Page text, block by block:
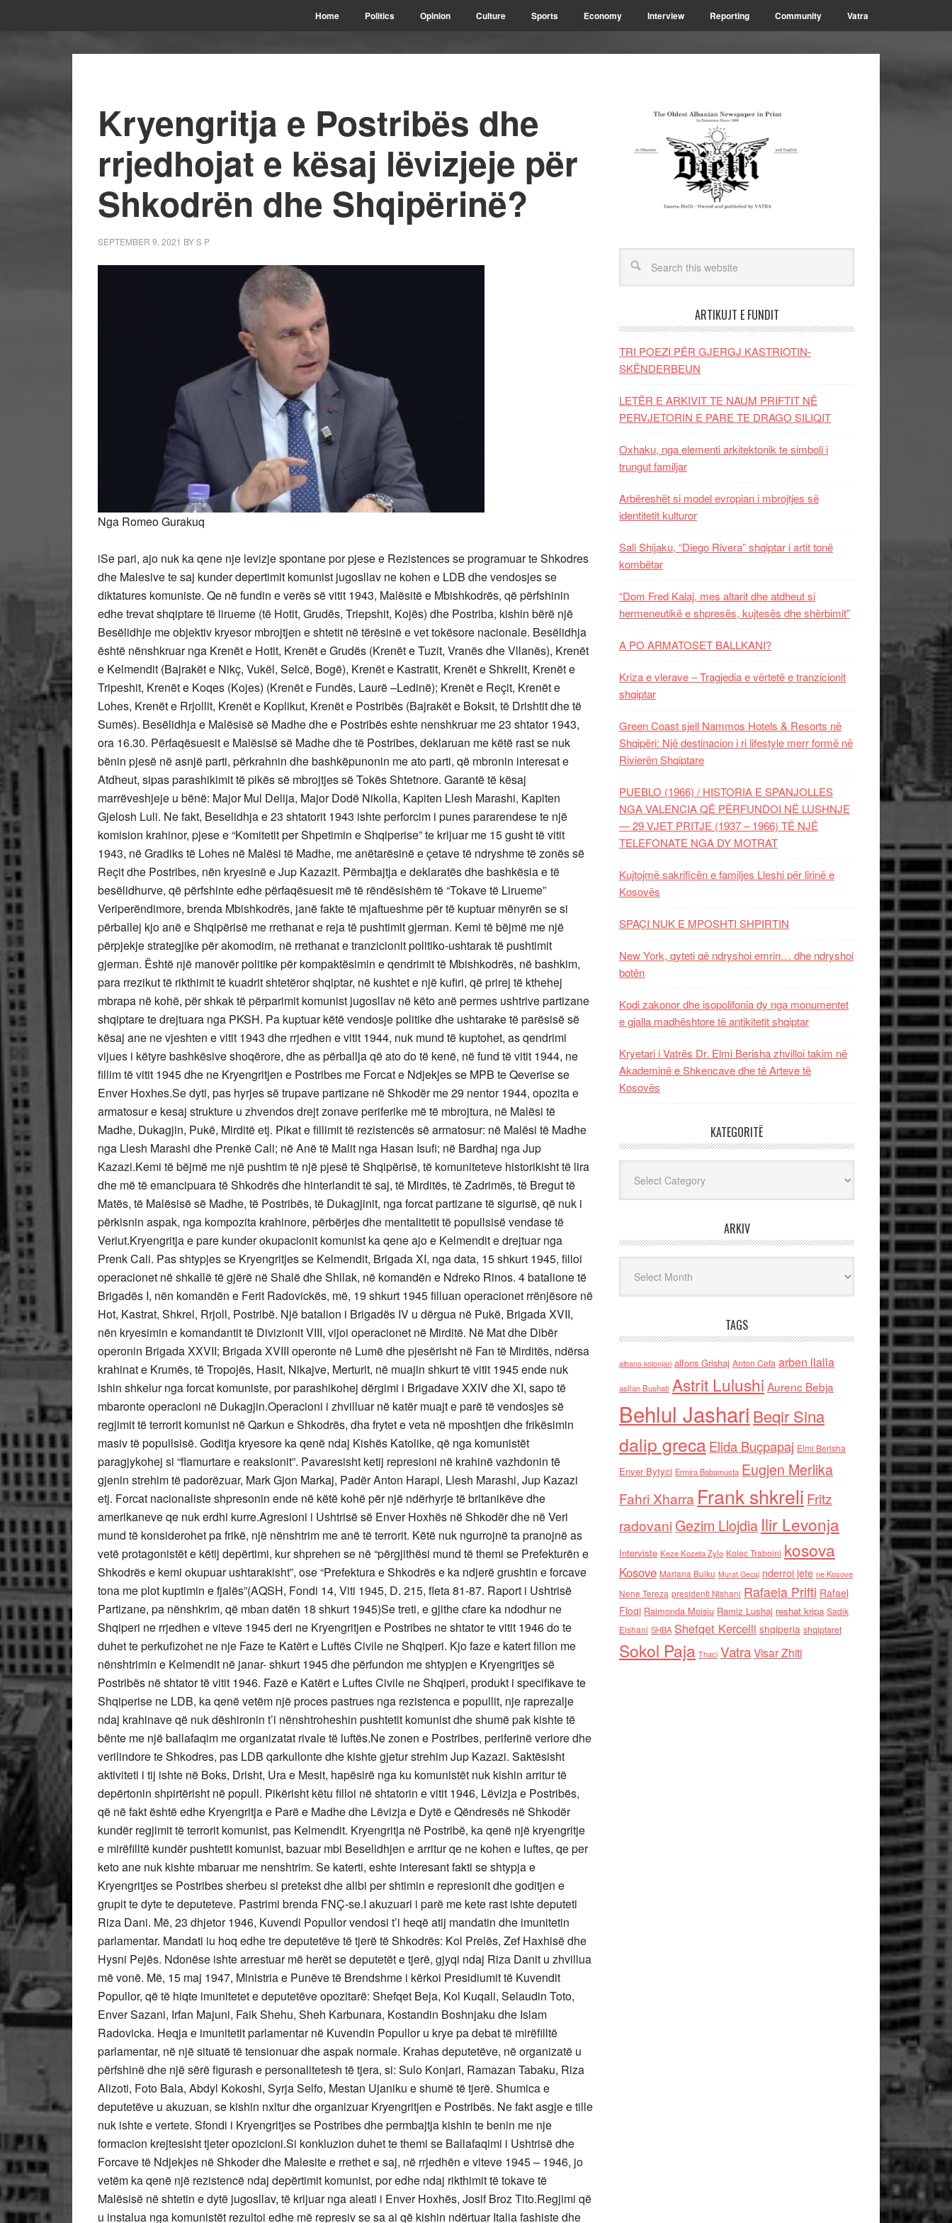
Home Politics Opinion Culture Sports Economy Interview Reporting Community Vatra
Kryengritja e Postribës dhe
rrjedhojat e kësaj lëvizjeje për
Shkodrën dhe Shqipërinë?
SEPTEMBER 9, 2021 BYS P
Nga Romeo Gurakuq
iSe pari, ajo nuk ka qene nje levizje spontane por pjese e Rezistences se programuar te Shkodres
dhe Malesive te saj kunder depertimit komunist jugosllav ne kohen e LDB dhe vendosjes se
diktatures komuniste. Qe në fundin e verës së vitit 1943, Malësitë e Mbishkodrës, që përfshinin
edhe trevat shqiptare të lirueme (të Hotit, Grudës, Triepshit, Kojës) dhe Postriba, kishin bërë një
Besëlidhje me objektiv kryesor mbrojtjen e shtetit në tërësinë e vet tokësore nacionale. Besëlidhja
është nënshkruar nga Krenët e Hotit, Krenët e Grudës (Krenët e Tuzit, Vranës dhe Vllanës), Krenët
e Kelmendit (Bajrakët e Nikç, Vukël, Selcë, Bogë), Krenët e Kastratit, Krenët e Shkrelit, Krenët e
Tripeshit, Krenët e Koqes (Kojes) (Krenët e Fundës, Laurë –Ledinë); Krenët e Reçit, Krenët e
Lohes, Krenët e Rrjollit, Krenët e Koplikut, Krenët e Postribës (Bajrakët e Boksit, të Drishtit dhe të
Sumës). Besëlidhja e Malësisë së Madhe dhe e Postribës eshte nenshkruar me 23 shtator 1943,
ora 16.30. Përfaqësuesit e Malësisë së Madhe dhe të Postribes, deklaruan me këtë rast se nuk
bënin pjesë në asnjë parti, përkrahnin dhe bashkëpunonin me ato parti, që mbronin interesat e
Atdheut, sipas parashikimit të pikës së mbrojtjes së Tokës Shtetnore. Garantë të kësaj
marrëveshjeje u bënë: Major Mul Delija, Major Dodë Nikolla, Kapiten Llesh Marashi, Kapiten
Gjelosh Luli. Ne fakt, Beselidhja e 23 shtatorit 1943 ishte perforcim i punes pararendese te një
komision krahinor, pjese e “Komitetit per Shpetimin e Shqiperise” te krijuar me 15 gusht të vitit
1943, në Gradiks të Lohes në Malësi të Madhe, me anëtarësinë e çetave të ndryshme të zonës së
Reçit dhe Postribes, nën kryesinë e Jup Kazazit. Përmbajtja e deklaratës dhe bashkësia e të
besëlidhurve, që përfshinte edhe përfaqësuesit më të rëndësishëm të “Tokave të Lirueme”
Veriperëndimore, brenda Mbishkodrës, janë fakte të mjaftueshme për të kuptuar mënyrën se si
përballej kjo anë e Shqipërisë me rrethanat e reja të pushtimit gjerman. Kemi të bëjmë me një
përpjekje strategjike për akomodim, në rrethanat e tranzicionit politiko-ushtarak të pushtimit
gjerman. Është një manovër politike për kompaktësimin e qendrimit të Mbishkodrës, në bashkim,
para rrezikut të rikthimit të kuadrit shtetëror shqiptar, në kushtet e një kufiri, që prirej të kthehej
mbrapa në kohë, për shkak të përparimit komunist jugosllav në këto anë permes ushtrive partizane
shqiptare te drejtuara nga PKSH. Pa kuptuar këtë vendosje politike dhe ushtarake të parësisë së
kësaj ane ne vjeshten e vitit 1943 dhe rrjedhen e vitit 1944, nuk mund të kuptohet, as qendrimi
vijues i këtyre bashkësive shoqërore, dhe as përballja që ato do të kenë, në fund të vitit 1944, ne
fillim të vitit 1945 dhe ne Kryengritjen e Postribes me Forcat e Ndjekjes se MPB te Qeverise se
Enver Hoxhes.Se dyti, pas hyrjes së trupave partizane në Shkodër me 29 nentor 1944, opozita e
armatosur e kesaj strukture u zhvendos drejt zonave periferike më të mbrojtura, në Malësi të
Madhe, Dukagjin, Pukë, Mirditë etj. Pikat e fillimit të rezistencës së armatosur: në Malësi të Madhe
nga Llesh Marashi dhe Prenkë Cali; në Anë të Malit nga Hasan Isufi; në Bardhaj nga Jup
Kazazi.Kemi të bëjmë me një pushtim të një pjesë të Shqipërisë, të komuniteteve historikisht të lira
dhe më të emancipuara të Shkodrës dhe hinterlandit të saj, të Mirditës, të Zadrimës, të Bregut të
Matës, të Malësisë së Madhe, të Postribës, të Dukagjinit, nga forcat partizane të sigurisë, që nuk i
përkisnin aspak, nga kompozita krahinore, përbërjes dhe mentalitetit të popullsisë vendase të
Veriut.Kryengritja e pare kunder okupacionit komunist ka qene ajo e Kelmendit e drejtuar nga
Prenk Cali. Pas shtypjes se Kryengritjes se Kelmendit, Brigada XI, nga data, 15 shkurt 1945, filloi
operacionet në shkallë të gjërë në Shalë dhe Shllak, në komandën e Ndreko Rinos. 4 batalione të
Brigadës I, nën komandën e Ferit Radovickës, më, 19 shkurt 1945 filluan operacionet rrënjësore në
Hot, Kastrat, Shkrel, Rrjoll, Postribë. Një batalion i Brigadës IV u dërgua në Pukë, Brigada XVII,
nën kryesimin e komandantit të Divizionit VIII, vijoi operacionet në Mirditë. Në Mat dhe Dibër
operonin Brigada XXVII; Brigada XVIII operonte në Lumë dhe pjesërisht në Fan të Mirditës, ndërsa
krahinat e Krumës, të Tropojës, Hasit, Nikajve, Merturit, në muajin shkurt të vitit 1945 ende nuk
ishin shkelur nga forcat komuniste, por parashikohej dërgimi i Brigadave XXIV dhe XI, sapo të
mbaronte operacioni në Dukagjin.Operacioni i zhvilluar në katër muajt e parë të vendosjes së
regjimit të terrorit komunist në Qarkun e Shkodrës, dha frytet e veta në mposhtjen dhe frikësimin
masiv të popullsisë. Goditja kryesore ka qenë ndaj Kishës Katolike, që nga komunistët
paragjykohej si “flamurtare e reaksionit”. Pavaresisht ketij represioni në krahinë vazhdonin të
gjenin strehim të padorëzuar, Mark Gjon Markaj, Padër Anton Harapi, Llesh Marashi, Jup Kazazi
etj. Forcat nacionaliste shpresonin ende në këtë kohë për një ndërhyrje të britanikëve dhe
amerikaneve qe nuk erdhi kurre.Agresioni i Ushtrisë së Enver Hoxhës në Shkodër dhe në Veri
mund të konsiderohet pa frikë, një nënshtrim me anë të terrorit. Këtë nuk ngurrojnë ta pranojnë as
vetë protagonistët e këtij depërtimi, kur shprehen se në “përgjithësi mund të themi se Prefekturën e
Shkodrës e kemi okupuar ushtarakisht”, ose “Prefektura e Shkodrës e ka ndjerë grushtin e forcave
tona me plot kuptimin e fjalës”(AQSH, Fondi 14, Viti 1945, D. 215, fleta 81-87. Raport i Ushtrisë
Partizane, pa nënshkrim, që mban datën 18 shkurt 1945)Se treti, e gjithe cfare ka ndodhur ne
Shqiperi ne rrjedhen e viteve 1945 deri ne Kryengritjen e Postribes ne shtator te vitit 1946 do te
duhet te perkufizohet ne nje Faze te Katërt e Luftës Civile ne Shqiperi. Kjo faze e katert fillon me
nënshtrimin e Kelmendit në janar- shkurt 1945 dhe përfundon me shtypjen e Kryengritjes së
Postribës në shtator të vitit 1946. Fazë e Katërt e Luftes Civile ne Shqiperi, produkt i specifikave te
Shqiperise ne LDB, ka qenë vetëm një proces pastrues nga rezistenca e popullit, nje raprezalje
ndaj krahinave që nuk dëshironin t’i nënshtroheshin pushtetit komunist dhe shumë pak kishte të
bënte me një ballafaqim me organizatat rivale të luftës.Ne zonen e Postribes, periferinë veriore dhe
verilindore te Shkodres, pas LDB qarkullonte dhe kishte gjetur strehim Jup Kazazi. Saktësisht
aktiviteti i tij ishte në Boks, Drisht, Ura e Mesit, hapësirë nga ku komunistët nuk kishin arritur të
depërtonin shpirtërisht në popull. Pikërisht këtu filloi në shtatorin e vitit 1946, Lëvizja e Postribës,
që në fakt është edhe Kryengritja e Parë e Madhe dhe Lëvizja e Dytë e Qëndresës në Shkodër
kundër regjimit të terrorit komunist, pas Kelmendit. Kryengritja në Postribë, ka qenë një kryengritje
e mirëfilltë kundër pushtetit komunist, bazuar mbi Beselidhjen e arritur qe ne kohen e luftes, qe per
keto ane nuk kishte mbaruar me nenshtrim. Se katerti, eshte interesant fakti se shtypja e
Kryengritjes se Postribes sherbeu si pretekst dhe alibi per shtimin e represionit dhe goditjen e
grupit te dyte te deputeteve. Pastrimi brenda FNÇ-se.I akuzuari i parë me kete rast ishte deputeti
Riza Dani. Më, 23 dhjetor 1946, Kuvendi Popullor vendosi t’i heqë atij mandatin dhe imunitetin
parlamentar. Mandati iu hoq edhe tre deputetëve të tjerë të Shkodrës: Kol Prelës, Zef Haxhisë dhe
Hysni Pejës. Ndonëse ishte arrestuar më herët se deputetët e tjerë, gjyqi ndaj Riza Danit u zhvillua
më vonë. Më, 15 maj 1947, Ministria e Punëve të Brendshme i kërkoi Presidiumit të Kuvendit
Popullor, që të hiqte imunitetet e deputetëve opozitarë: Shefqet Beja, Kol Kuqali, Selaudin Toto,
Enver Sazani, Irfan Majuni, Faik Shehu, Sheh Karbunara, Kostandin Boshnjaku dhe Islam
Radovicka. Heqja e imunitetit parlamentar në Kuvendin Popullor u krye pa debat të mirëfilltë
parlamentar, në një situatë të tensionuar dhe aspak normale. Krahas deputetëve, në organizatë u
përfshinë dhe një sërë figurash e personalitetesh të tjera, si: Sulo Konjari, Ramazan Tabaku, Riza
Alizoti, Foto Bala, Abdyl Kokoshi, Syrja Selfo, Mestan Ujaniku e shumë të tjerë. Shumica e
deputetëve u akuzuan, se kishin nxitur dhe organizuar Kryengritjen e Postribës. Ne fakt asgje e tille
nuk ishte e vertete. Sfondi i Kryengritjes se Postribes dhe permbajtja kishin te benin me nje
formacion krejtesisht tjeter opozicioni.Si konkluzion duhet te themi se Ballafaqimi i Ushtrisë dhe
Forcave të Ndjekjes në Shkoder dhe Malesite e rrethet e saj, në rrjedhën e viteve 1945 – 1946, jo
vetëm ka qenë një rezistencë ndaj depërtimit komunist, por edhe ndaj rikthimit të tokave të
Malësisë në shtetin e dytë jugosllav, të krijuar nga aleati i Enver Hoxhës, Josif Broz Tito.Regjimi që
u instalua nga komunistët rezultoi edhe më represiv se sa ai që kishin ndërtuar Italia fashiste dhe
ARTIKUJT E FUNDIT
TRI POEZI PËR GJERGJ KASTRIOTIN-
SKËNDERBEUN
LETËR E ARKIVIT TE NAUM PRIFTIT NË
PERVJETORIN E PARE TE DRAGO SILIQIT
Oxhaku, nga elementi arkitektonik te simboli i
trungut familjar
Arbëreshët si model evropian i mbrojtjes së
identitetit kulturor
Sali Shijaku, “Diego Rivera” shqiptar i artit tonë
kombëtar
“Dom Fred Kalaj, mes altarit dhe atdheut si
hermeneutikë e shpresës, kujtesës dhe shërbimit”
A PO ARMATOSET BALLKANI?
Kriza e vlerave – Tragjedia e vërtetë e tranzicionit
shqiptar
Green Coast sjell Nammos Hotels & Resorts në
Shqipëri: Një destinacion i ri lifestyle merr formë në
Rivierën Shqiptare
PUEBLO (1966) / HISTORIA E SPANJOLLES
NGA VALENCIA QË PËRFUNDOI NË LUSHNJE
— 29 VJET PRITJE (1937 – 1966) TË NJË
TELEFONATE NGA DY MOTRAT
Kujtojmë sakrificën e familjes Lleshi për lirinë e
Kosovës
SPAÇI NUK E MPOSHTI SHPIRTIN
New York, qyteti që ndryshoi emrin… dhe ndryshoi
botën
Kodi zakonor dhe isopolifonia dy nga monumentet
e gjalla madhështore të antikitetit shqiptar
Kryetari i Vatrës Dr. Elmi Berisha zhvilloi takim në
Akademinë e Shkencave dhe të Arteve të
Kosovës
KATEGORITË
ARKIV
TAGS
albano kolonjari alfons Grishaj Anton Cefa arben llalla
asllan Bushati Astrit Lulushi Aurenc Bebja
Behlul Jashari Beqir Sina
dalip grecaElida Buçpapaj Elmi Berisha
Enver Bytyci Ermira Babamusta Eugjen Merlika
Fahri Xharra Frank shkreli Fritz
radovaniGezim Llojdia Ilir Levonja
Interviste Keze Kozeta Zylo Kolec Traboini kosova
Kosove Marjana Bulku Murat Gecaj nderroi jete ne Kosove
Nene Tereza presidenti Nishani Rafaela Prifti Rafael
Floqi Raimonda Moisiu Ramiz Lushaj reshat kripa Sadik
Elshani SHBA Shefqet Kercelli shqiperia shqiptaret
Sokol Paja Thaci VatraVisar Zhiti